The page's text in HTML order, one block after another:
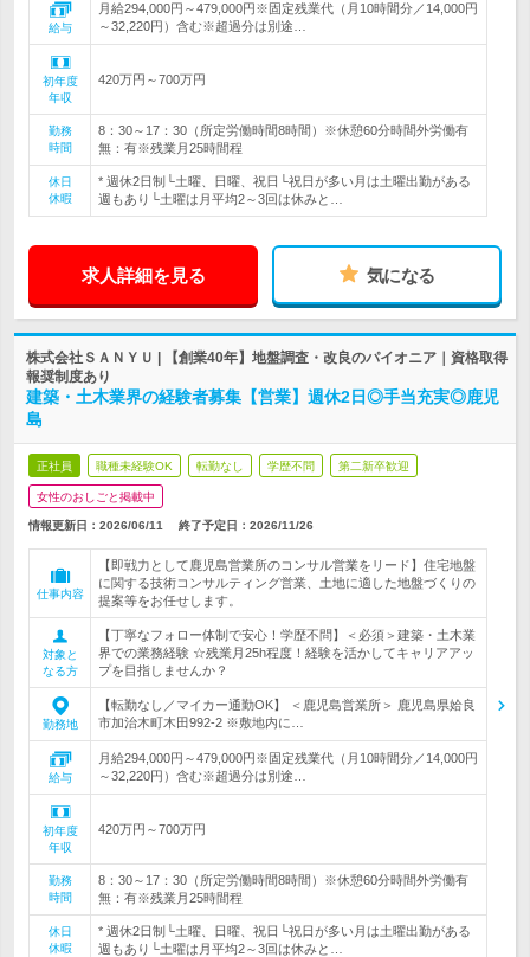
給与
月給294,000円～479,000円※固定残業代（月10時間分／14,000円
～32,220円）含む※超過分は別途…
初年度
年収
420万円～700万円
勤務
時間
8：30～17：30（所定労働時間8時間）※休憩60分時間外労働有
無：有※残業月25時間程
休日
休暇
* 週休2日制└土曜、日曜、祝日└祝日が多い月は土曜出勤がある
週もあり└土曜は月平均2～3回は休みと…
求人詳細を見る 気になる
株式会社ＳＡＮＹＵ | 【創業40年】地盤調査・改良のパイオニア｜資格取得
報奨制度あり
建築・土木業界の経験者募集【営業】週休2日◎手当充実◎鹿児
島
正社員 職種未経験OK 転勤なし 学歴不問 第二新卒歓迎
女性のおしごと掲載中
情報更新日：2026/06/11 終了予定日： 2026/11/26
仕事内容
【即戦力として鹿児島営業所のコンサル営業をリード】住宅地盤
に関する技術コンサルティング営業、土地に適した地盤づくりの
提案等をお任せします。
対象と
なる方
【丁寧なフォロー体制で安心！学歴不問】＜必須＞建築・土木業
界での業務経験 ☆残業月25h程度！経験を活かしてキャリアアッ
プを目指しませんか？
勤務地
【転勤なし／マイカー通勤OK】 ＜鹿児島営業所＞ 鹿児島県姶良
市加治木町木田992-2 ※敷地内に…
給与
月給294,000円～479,000円※固定残業代（月10時間分／14,000円
～32,220円）含む※超過分は別途…
初年度
年収
420万円～700万円
勤務
時間
8：30～17：30（所定労働時間8時間）※休憩60分時間外労働有
無：有※残業月25時間程
休日
休暇
* 週休2日制└土曜、日曜、祝日└祝日が多い月は土曜出勤がある
週もあり└土曜は月平均2～3回は休みと…